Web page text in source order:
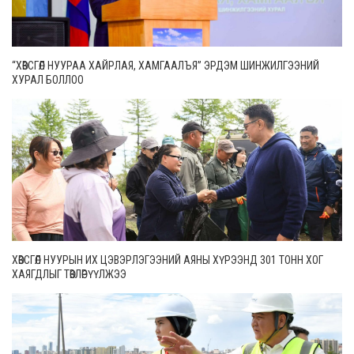
“ХӨВСГӨЛ НУУРАА ХАЙРЛАЯ, ХАМГААЛЪЯ” ЭРДЭМ ШИНЖИЛГЭЭНИЙ
ХУРАЛ БОЛЛОО
ХӨВСГӨЛ НУУРЫН ИХ ЦЭВЭРЛЭГЭЭНИЙ АЯНЫ ХҮРЭЭНД 301 ТОНН ХОГ
ХАЯГДЛЫГ ТӨВЛӨРҮҮЛЖЭЭ